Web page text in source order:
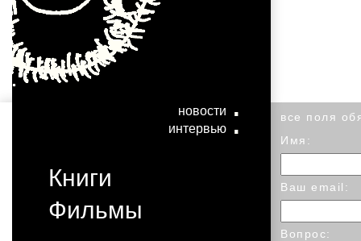
новости
интервью
Книги
Фильмы
все поля
Имя:
Ваш email:
Вопрос: